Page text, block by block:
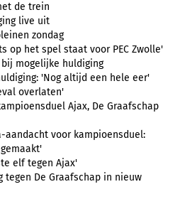
de trein
live uit
zondag
op het spel staat voor PEC Zwolle'
bij mogelijke huldiging
'Nog altijd een hele eer'
overlaten'
Ajax, De Graafschap
aandacht voor kampioensduel:
elf tegen Ajax'
tegen De Graafschap in nieuw